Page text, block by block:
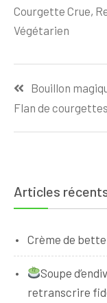
Courgette Crue,
Végétarien
Bouillon
Flan de
Articles
Crème de
Soupe
retranscrire